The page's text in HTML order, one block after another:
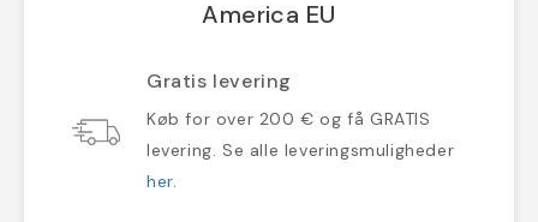
America EU
Gratis levering
Køb for over 200 € og få GRATIS
levering. Se alle leveringsmuligheder
her.